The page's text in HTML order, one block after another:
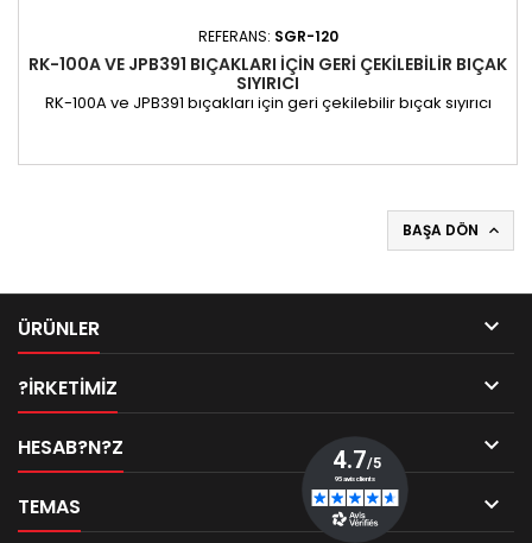
REFERANS: SGR-120
RK-100A VE JPB391 BIÇAKLARI IÇIN GERI ÇEKILEBILIR BIÇAK
SIYIRICI
RK-100A ve JPB391 bıçakları için geri çekilebilir bıçak sıyırıcı
BAŞA DÖN 
ÜRÜNLER 
?IRKETIMIZ 
HESAB?N?Z 
TEMAS 